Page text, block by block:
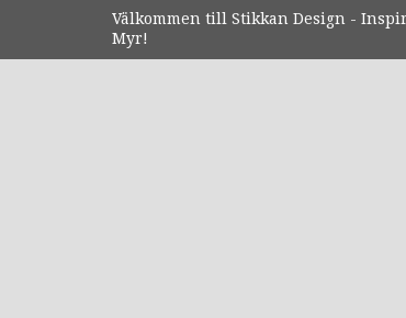
Välkommen till Stikkan Design -
Myr!